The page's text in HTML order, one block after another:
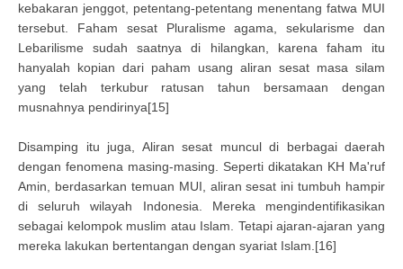
kebakaran jenggot, petentang-petentang menentang fatwa MUI
tersebut. Faham sesat Pluralisme agama, sekularisme dan
Lebarilisme sudah saatnya di hilangkan, karena faham itu
hanyalah kopian dari paham usang aliran sesat masa silam
yang telah terkubur ratusan tahun bersamaan dengan
musnahnya pendirinya[15]
Disamping itu juga, Aliran sesat muncul di berbagai daerah
dengan fenomena masing-masing. Seperti dikatakan KH Ma'ruf
Amin, berdasarkan temuan MUI, aliran sesat ini tumbuh hampir
di seluruh wilayah Indonesia. Mereka mengindentifikasikan
sebagai kelompok muslim atau Islam. Tetapi ajaran-ajaran yang
mereka lakukan bertentangan dengan syariat Islam.[16]